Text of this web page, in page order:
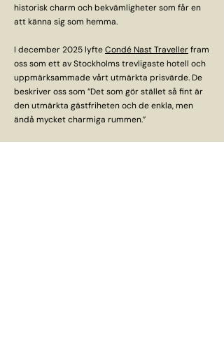
historisk charm och bekvämligheter som får en
att känna sig som hemma.
I december 2025 lyfteCondé Nast Travellerfram
oss som ett av Stockholms trevligaste hotell och
uppmärksammade vårt utmärkta prisvärde. De
beskriver oss som ”Det som gör stället så fint är
den utmärkta gästfriheten och de enkla, men
ändå mycket charmiga rummen.”